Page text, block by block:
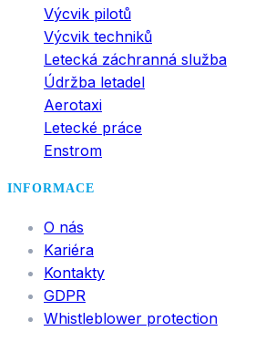
Výcvik pilotů
Výcvik techniků
Letecká záchranná služba
Údržba letadel
Aerotaxi
Letecké práce
Enstrom
INFORMACE
O nás
Kariéra
Kontakty
GDPR
Whistleblower protection